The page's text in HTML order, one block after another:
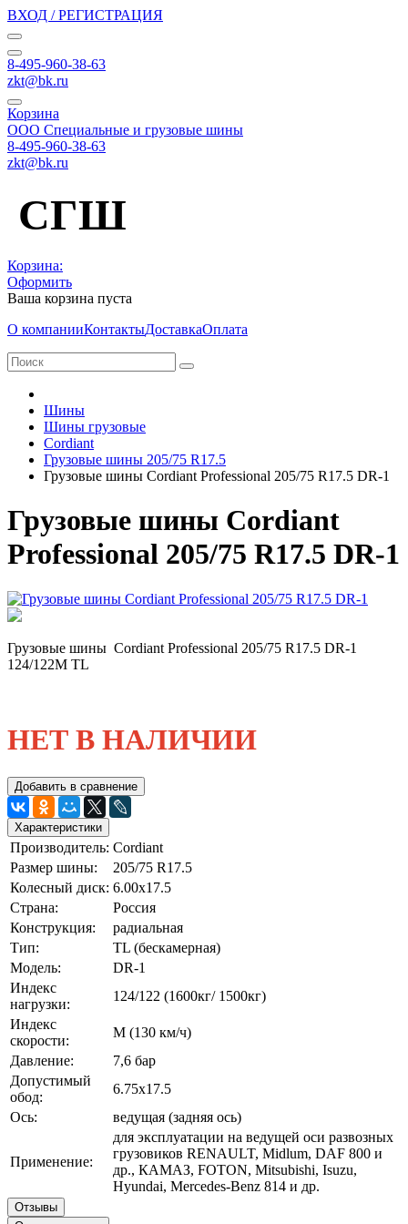
ВХОД / РЕГИСТРАЦИЯ
8-495-960-38-63
zkt@bk.ru
Корзина
ООО Специальные и грузовые шины
8-495-960-38-63
zkt@bk.ru
СГШ
Корзина:
Оформить
Ваша корзина пуста
О компанииКонтактыДоставкаОплата
Шины
Шины грузовые
Cordiant
Грузовые шины 205/75 R17.5
Грузовые шины Cordiant Professional 205/75 R17.5 DR-1
Грузовые шины Cordiant
Professional 205/75 R17.5 DR-1
Грузовые шины Cordiant Professional 205/75 R17.5 DR-1
124/122M TL
НЕТ В НАЛИЧИИ
Добавить в сравнение
Характеристики
Производитель: Cordiant
Размер шины:
205/75 R17.5
Колесный диск: 6.00х17.5
Страна:
Россия
Конструкция:
радиальная
Тип:
TL (бескамерная)
Модель:
DR-1
Индекс
нагрузки:
124/122 (1600кг/ 1500кг)
Индекс
скорости:
М (130 км/ч)
Давление:
7,6 бар
Допустимый
обод:
6.75х17.5
Ось:
ведущая (задняя ось)
Применение:
для эксплуатации на ведущей оси развозных
грузовиков RENAULT, Midlum, DAF 800 и
др., КАМАЗ, FOTON, Mitsubishi, Isuzu,
Hyundai, Mercedes-Benz 814 и др.
Отзывы